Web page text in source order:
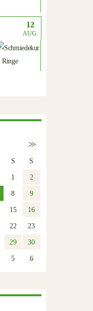
12
AUG.
>>
S
S
1
2
8
9
15
16
22
23
29
30
5 6